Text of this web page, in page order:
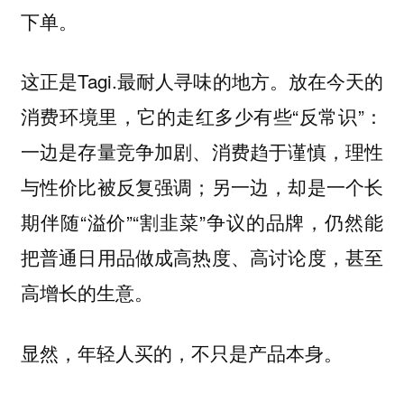
下单。
这正是Tagi.最耐人寻味的地方。放在今天的
消费环境里，它的走红多少有些“反常识”：
一边是存量竞争加剧、消费趋于谨慎，理性
与性价比被反复强调；另一边，却是一个长
期伴随“溢价”“割韭菜”争议的品牌，仍然能
把普通日用品做成高热度、高讨论度，甚至
高增长的生意。
显然，年轻人买的，不只是产品本身。